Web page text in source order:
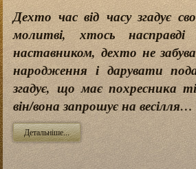
Дехто час від часу згадує
молитві, хтось
наставником, дехто не
народження і дарувати
згадує, що має похресника
він/вона запрошує на весілля…
Детальніше...